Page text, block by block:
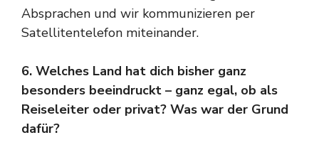
Absprachen und wir kommunizieren per
Satellitentelefon miteinander.
6. Welches Land hat dich bisher ganz
besonders beeindruckt – ganz egal, ob als
Reiseleiter oder privat? Was war der Grund
dafür?